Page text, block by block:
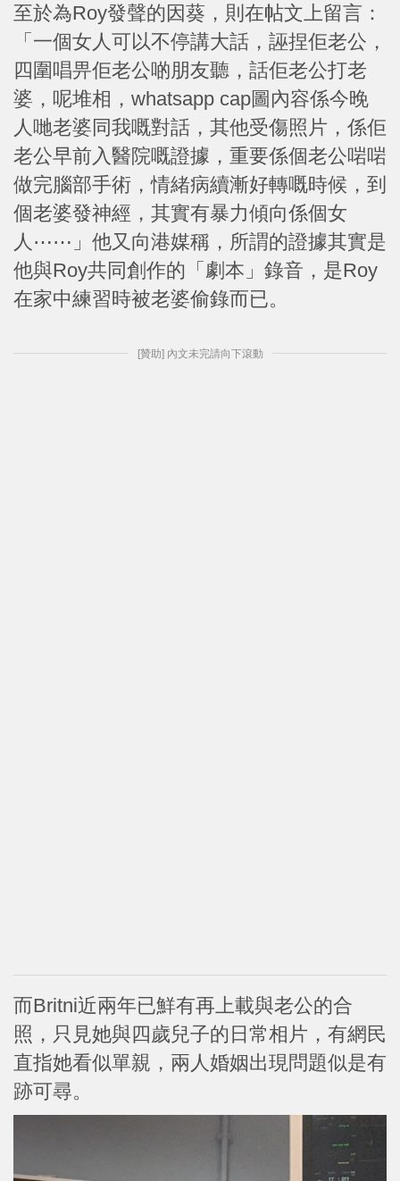
至於為Roy發聲的因葵，則在帖文上留言：
「一個女人可以不停講大話，誣捏佢老公，
四圍唱畀佢老公啲朋友聽，話佢老公打老
婆，呢堆相，whatsapp cap圖內容係今晚
人哋老婆同我嘅對話，其他受傷照片，係佢
老公早前入醫院嘅證據，重要係個老公啱啱
做完腦部手術，情緒病續漸好轉嘅時候，到
個老婆發神經，其實有暴力傾向係個女
人⋯⋯」他又向港媒稱，所謂的證據其實是
他與Roy共同創作的「劇本」錄音，是Roy
在家中練習時被老婆偷錄而已。
[贊助] 內文未完請向下滾動
而Britni近兩年已鮮有再上載與老公的合
照，只見她與四歲兒子的日常相片，有網民
直指她看似單親，兩人婚姻出現問題似是有
跡可尋。